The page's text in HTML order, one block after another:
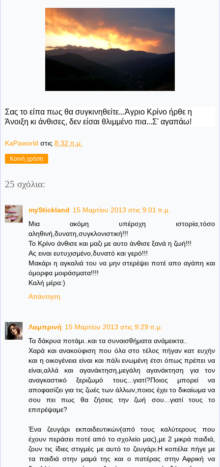
Σας το είπα πως θα συγκινηθείτε...Άγριο Κρίνο ήρθε η
Άνοιξη κι άνθισες, δεν είσαι θλιμμένο πια...Σ' αγαπάω!
KaPaworld στις 8:32 π.μ.
Κοινή χρήση
25 σχόλια:
myStickland 15 Μαρτίου 2013 στις 9:01 π.μ.
Μια ακόμη υπέροχη ιστορία,τόσο
αληθινή,δυνατη,συγκλονιστική!!!
Το Κρίνο άνθισε και μαζι με αυτο άνθισε ξανά η ζωή!!!
Ας ειναι ευτυχισμένο,δυνατό και γερό!!!
Μακάρι η αγκαλιά του να μην στερέψει ποτέ απο αγάπη και
όμορφα μοιράσματα!!!!
Καλή μέρα:)
Απάντηση
Λαμπρινή 15 Μαρτίου 2013 στις 9:29 π.μ.
Τα δάκρυα ποτάμι..και τα συναισθήματα ανάμεικτα..
Χαρά και ανακούφιση που όλα στο τέλος πήγαν κατ ευχήν
και η οικογένεια είναι και πάλι ενωμένη έτσι όπως πρέπει να
είναι,αλλά και αγανάκτηση,μεγάλη αγανάκτηση για τον
αναγκαστικό ξεριζωμό τους...γιατί?Ποιος μπορεί να
αποφασίζει για τις ζωές των άλλων,ποιος έχει το δικαίωμα να
σου πει πως θα ζήσεις την ζωή σου...γιατί τους το
επιτρέψαμε?
Ένα ζευγάρι εκπαιδευτικών(από τους καλύτερους που
έχουν περάσει ποτέ από το σχολείο μας),με 2 μικρά παιδιά,
ζουν τις ίδιες στιγμές με αυτό το ζευγάρι.Η κοπέλα πήγε με
τα παιδιά στην μαμά της και ο πατέρας στην Αφρική να